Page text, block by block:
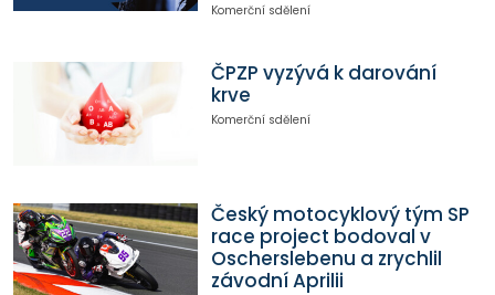
Komerční sdělení
ČPZP vyzývá k darování
krve
Komerční sdělení
Český motocyklový tým SP
race project bodoval v
Oscherslebenu a zrychlil
závodní Aprilii